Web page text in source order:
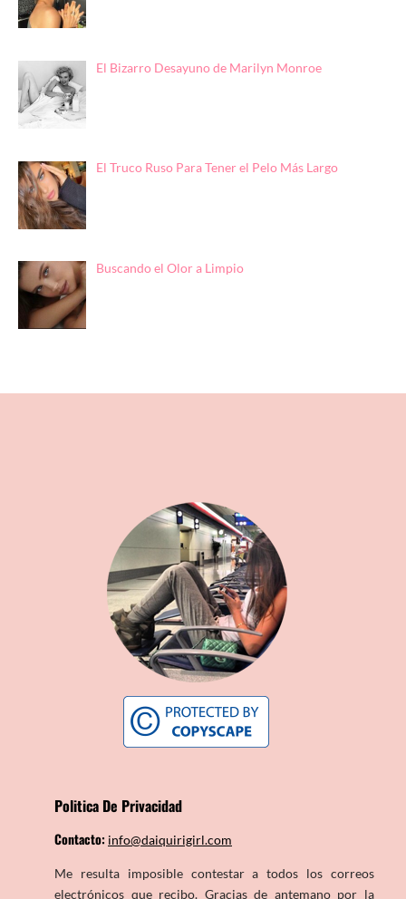
El Bizarro Desayuno de Marilyn Monroe
El Truco Ruso Para Tener el Pelo Más Largo
Buscando el Olor a Limpio
Politica De Privacidad
Contacto: info@daiquirigirl.com
Me resulta imposible contestar a todos los correos
electrónicos que recibo. Gracias de antemano por la